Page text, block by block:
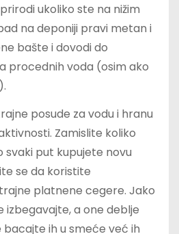
ukoliko ste na nižim
na deponiji pravi metan i
bašte i dovodi do
procednih voda (osim ako
posude za vodu i hranu
Zamislite koliko
put kupujete novu
se da koristite
platnene cegere. Jako
izbegavajte, a one deblje
ih u smeće već ih